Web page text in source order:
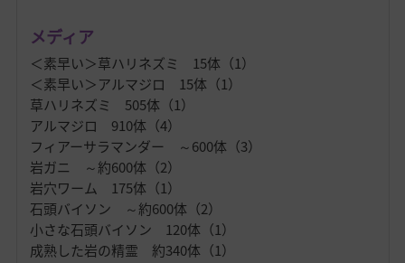
メディア
＜素早い＞草ハリネズミ 15体（1）
＜素早い＞アルマジロ 15体（1）
草ハリネズミ 505体（1）
アルマジロ 910体（4）
フィアーサラマンダー ～600体（3）
岩ガニ ～約600体（2）
岩穴ワーム 175体（1）
石頭バイソン ～約600体（2）
小さな石頭バイソン 120体（1）
成熟した岩の精霊 約340体（1）